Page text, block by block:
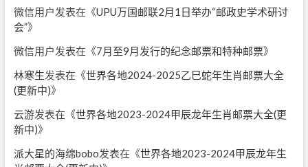
微信用户发表在《UPU万国邮联2月1日举办“邮政史学术研讨
会”》
微信用户发表在《7月至9月发行的纪念邮票和特种邮票》
林寒生发表在《世界各地2024-2025乙巳蛇年生肖邮票大全
(更新中)》
云游发表在《世界各地2023-2024甲辰龙年生肖邮票大全(更
新中)》
派大星的海绵bobo发表在《世界各地2023-2024甲辰龙年生